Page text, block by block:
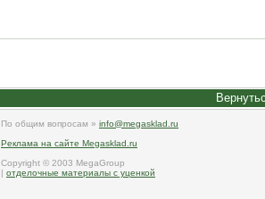
По общим вопросам » info@megasklad.ru
Реклама на сайте Megasklad.ru
Copyright © 2003 MegaGroup
| отделочные материалы с уценкой